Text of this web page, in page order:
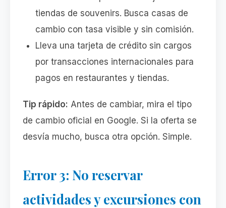
tiendas de souvenirs. Busca casas de
cambio con tasa visible y sin comisión.
Lleva una tarjeta de crédito sin cargos
por transacciones internacionales para
pagos en restaurantes y tiendas.
Tip rápido: Antes de cambiar, mira el tipo
de cambio oficial en Google. Si la oferta se
desvía mucho, busca otra opción. Simple.
Error 3: No reservar
actividades y excursiones con